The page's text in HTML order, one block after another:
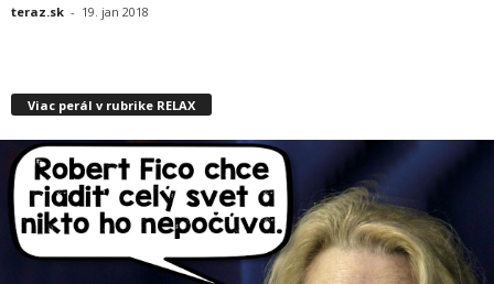
teraz.sk - 19. jan 2018
Viac perál v rubrike RELAX